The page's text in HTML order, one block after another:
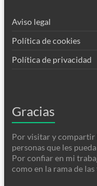
Aviso legal
Política de cookies
Política de privacidad
Gracias
Por visitar y compartir
personas que les
Por confiar en mi
como en la rama de